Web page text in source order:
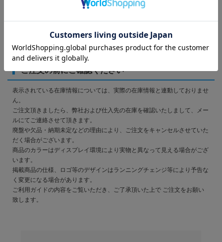
ご注文の前にご確認ください
表示されている在庫情報については、実際の在庫情報と連動しておりませ
ん。
ご注文頂きましたら、弊社および仕入先の在庫を確認いたしまして、メー
ルにてご連絡させて頂きます。
廃盤や欠品・納期未定などの理由により、ご注文をキャンセルさせていた
だく場合がございます。
商品のカラーはディスプレイ環境により実物と異なって見える場合がござ
います。
掲載商品の仕様、ロゴ等のデザインはランニングチェンジ等により予告な
く変更になる場合があります。
ご利用ガイドの内容をご覧いただき、ご了承頂いた上で ご注文をお願い
致します。